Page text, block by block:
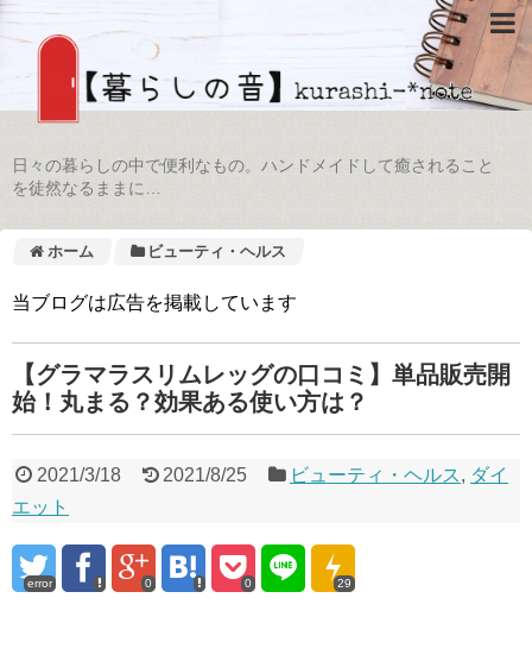
日々の暮らしの中で便利なもの。ハンドメイドして癒されること
を徒然なるままに…
ホーム ビューティ・ヘルス
当ブログは広告を掲載しています
【グラマラスリムレッグの口コミ】単品販売開
始！丸まる？効果ある使い方は？
2021/3/18 2021/8/25 ビューティ・ヘルス, ダイ
エット
error 0 0 29